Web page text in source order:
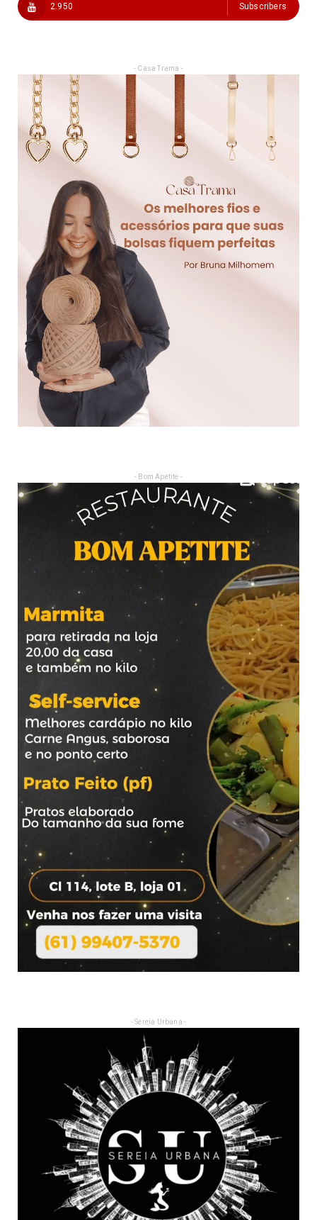
2.950 Subscribers
- Casa Trama -
- Bom Apetite -
- Sereia Urbana -